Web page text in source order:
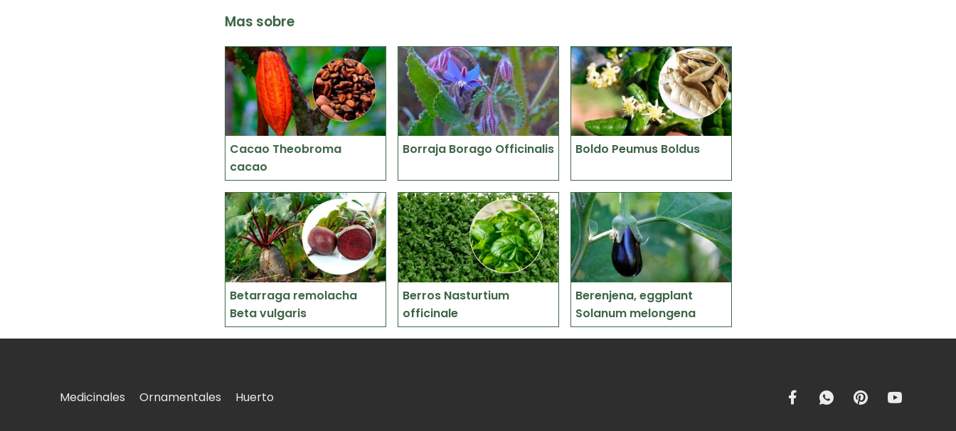
Mas sobre
Cacao Theobroma
cacao
Borraja Borago Officinalis Boldo Peumus Boldus
Betarraga remolacha
Beta vulgaris
Berros Nasturtium
officinale
Berenjena, eggplant
Solanum melongena
Medicinales Ornamentales Huerto